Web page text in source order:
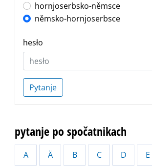
hornjoserbsko-němsce
němsko-hornjoserbsce
hesło
Pytanje
pytanje po spočatnikach
A Ä B C D E